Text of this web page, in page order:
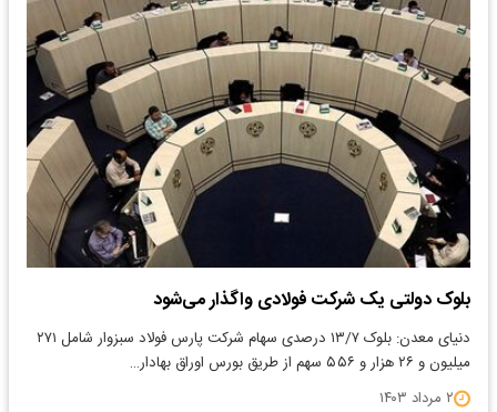
بلوک دولتی یک شرکت فولادی واگذار می‌شود
دنیای معدن: بلوک ۱۳/۷ درصدی سهام شرکت پارس فولاد سبزوار شامل ۲۷۱
میلیون و ۲۶ هزار و ۵۵۶ سهم از طریق بورس اوراق بهادار…
۲ مرداد ۱۴۰۳